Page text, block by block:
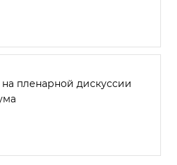
пленарной дискуссии